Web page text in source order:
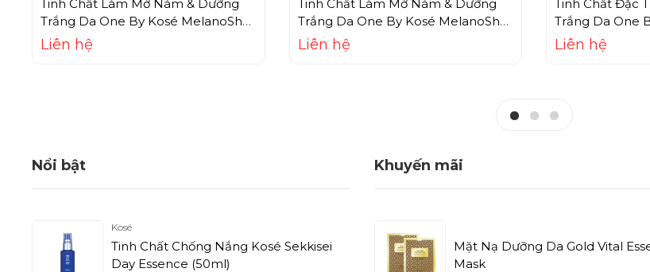
Tinh Chất Làm Mờ Nám & Dưỡng
Trắng Da One By Kosé MelanoShot
White (40ml)
Liên hệ
Tinh Chất Làm Mờ Nám & Dưỡng
Trắng Da One By Kosé MelanoShot
White (65ml)
Liên hệ
Tinh Chất Đặc
Trắng Da One
White Serum
Liên hệ
Nổi bật
Kosé
Tinh Chất Chống Nắng Kosé Sekkisei
Day Essence (50ml)
Khuyến mãi
Mặt Nạ Dưỡng Da Gold Vital
Mask